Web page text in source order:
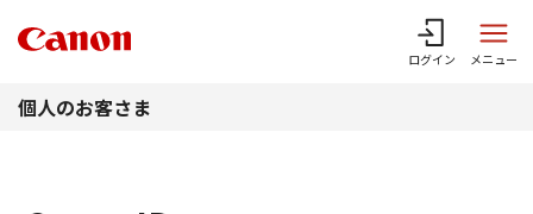
ログイン メニュー
個人のお客さま